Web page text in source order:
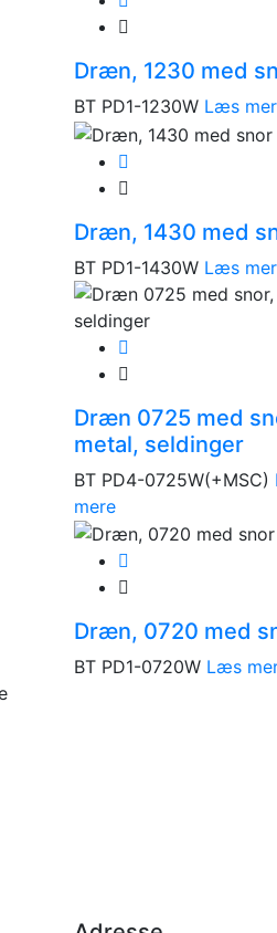
Dræn, 1230 med
BT PD1-1230W Læs
Dræn, 1430 med
BT PD1-1430W Læs
Dræn 0725 med
metal, seldinger
BT PD4-0725W(+MSC)
mere
Dræn, 0720 med
BT PD1-0720W Læs